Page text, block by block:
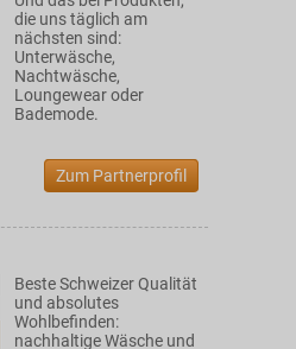
die uns täglich am
nächsten sind:
Unterwäsche,
Nachtwäsche,
Loungewear oder
Bademode.
Zum Partnerprofil
Beste Schweizer Qualität
und absolutes
Wohlbefinden:
nachhaltige Wäsche und